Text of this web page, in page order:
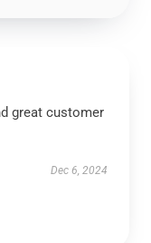
great customer
Dec 6, 2024